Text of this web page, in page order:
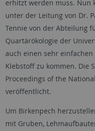
erhitzt werden muss. Nun
unter der Leitung von Dr.
Tennie von der Abteilung
Quartärökologie der
auch einen sehr
Klebstoff zu kommen. Die
Proceedings of the
veröffentlicht.
Um Birkenpech
mit Gruben,